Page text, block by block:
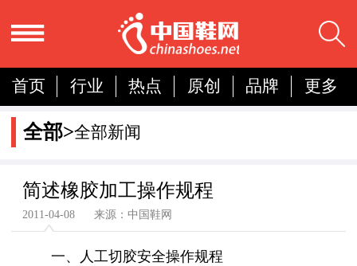
首页 行业 热点 原创 品牌
更多
国内
国际
分析
全部>全部新闻
简述橡胶加工操作规程
2011-04-08 来源：中国鞋网
一、人工切胶安全操作规程